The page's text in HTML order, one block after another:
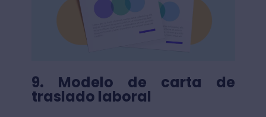
9. Modelo de carta de
traslado laboral